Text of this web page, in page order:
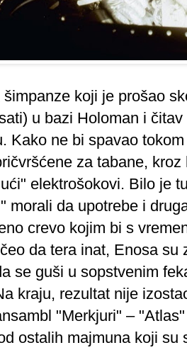
koji je prošao
u bazi Holoman i
Kako ne bi spavao
za tabane,
elektrošokovi. Bilo je
morali da upotrebe i
crevo kojim bi s
da tera inat, Enosa
se guši u sopstvenim
kraju, rezultat nije
"Merkjuri" –
ostalih majmuna koji su